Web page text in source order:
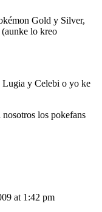
Gold y Silver,
lo kreo
Lugia y Celebi o yo ke
nosotros los pokefans
at 1:42 pm